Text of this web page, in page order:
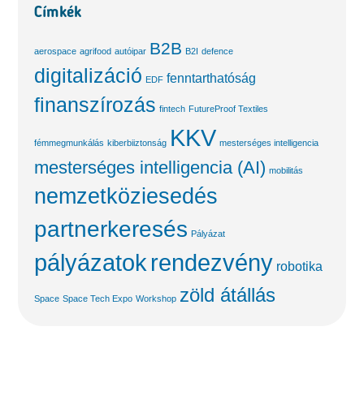
Címkék
aerospace agrifood autóipar B2B B2I defence
digitalizáció EDF fenntarthatóság
finanszírozás fintech FutureProof Textiles
fémmegmunkálás kiberbiiztonság KKV mesterséges intelligencia
mesterséges intelligencia (AI) mobilitás
nemzetköziesedés
partnerkeresés Pályázat
pályázatok rendezvény robotika
Space Space Tech Expo Workshop zöld átállás